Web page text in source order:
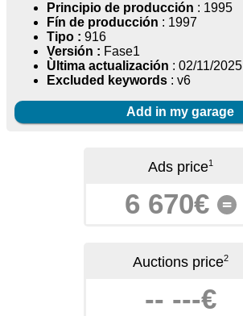
Principio de producción : 1995
Fín de producción : 1997
Tipo : 916
Versión : Fase1
Ùltima actualización : 02/11/2025
Excluded keywords : v6
Add in my garage
Ads price1
6 670€ =
Auctions price2
-- ---€